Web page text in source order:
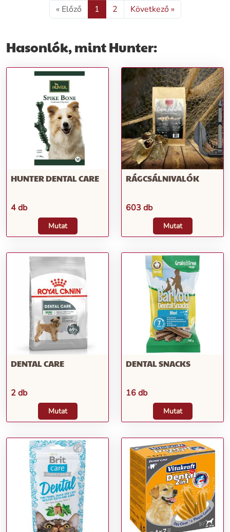
« Előző 1 2 Következő »
Hasonlók, mint Hunter:
HUNTER DENTAL CARE
4 db
Mutat
RÁGCSÁLNIVALÓK
603 db
Mutat
DENTAL CARE
2 db
Mutat
DENTAL SNACKS
16 db
Mutat